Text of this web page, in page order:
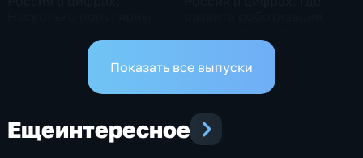
Показать все выпуски
Ещеинтересное